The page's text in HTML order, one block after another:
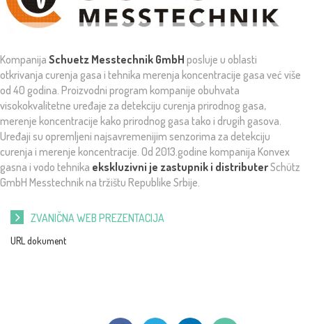
Kompanija Schuetz Messtechnik GmbH posluje u oblasti
otkrivanja curenja gasa i tehnika merenja koncentracije gasa već više
od 40 godina. Proizvodni program kompanije obuhvata
visokokvalitetne uređaje za detekciju curenja prirodnog gasa,
merenje koncentracije kako prirodnog gasa tako i drugih gasova.
Uređaji su opremljeni najsavremenijim senzorima za detekciju
curenja i merenje koncentracije. Od 2013.godine kompanija Konvex
gasna i vodo tehnika ekskluzivni je zastupnik i distributerSchütz
GmbH Messtechnik na tržištu Republike Srbije.
ZVANIČNA WEB PREZENTACIJA
URL dokument